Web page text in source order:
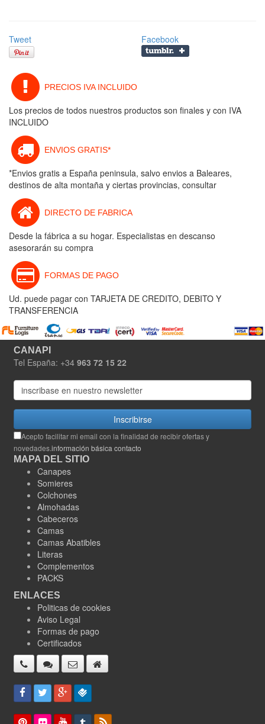
Tweet Facebook
PRECIOS IVA INCLUIDO
Los precios de todos nuestros productos son finales y con IVA
INCLUIDO
ENVIOS GRATIS*
*Envios gratis a España peninsula, salvo envios a Baleares,
destinos de alta montaña y ciertas provincias, consultar
DIRECTO DE FABRICA
Desde la fábrica a su hogar. Especialistas en descanso
asesorarán su compra
FORMAS DE PAGO
Ud. puede pagar con TARJETA DE CREDITO, DEBITO Y
TRANSFERENCIA
CANAPI
Tel España: +34 963 72 15 22
Inscribirse
Acepto facilitar mi email con la finalidad de recibir ofertas y
novedades.información básica contacto
MAPA DEL SITIO
Canapes
Somieres
Colchones
Almohadas
Cabeceros
Camas
Camas Abatibles
Literas
Complementos
PACKS
ENLACES
Politicas de cookies
Aviso Legal
Formas de pago
Certificados